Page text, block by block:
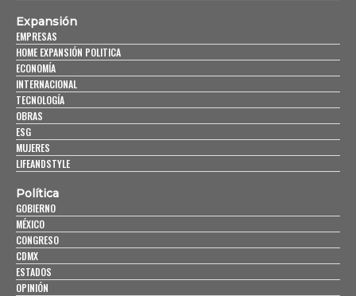
Expansión
EMPRESAS
HOME EXPANSIÓN POLITICA
ECONOMÍA
INTERNACIONAL
TECNOLOGÍA
OBRAS
ESG
MUJERES
LIFEANDSTYLE
Política
GOBIERNO
MÉXICO
CONGRESO
CDMX
ESTADOS
OPINIÓN